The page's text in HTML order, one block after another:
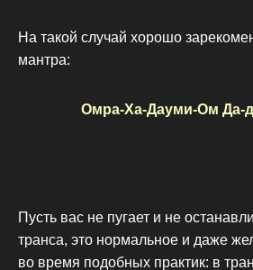
На такой случай хорошо
мантра:
Омра-Ха-Дауми-Ом Да-
Пусть вас не пугает и не
транса, это нормальное и даже
во время подобных практик: в